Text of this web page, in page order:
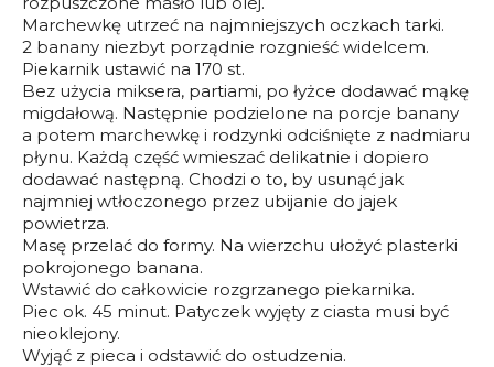
Marchewkę utrzeć na najmniejszych oczkach tarki.
2 banany niezbyt porządnie rozgnieść widelcem.
Piekarnik ustawić na 170 st.
Bez użycia miksera, partiami, po łyżce dodawać mąkę
migdałową. Następnie podzielone na porcje banany
a potem marchewkę i rodzynki odciśnięte z nadmiaru
płynu. Każdą część wmieszać delikatnie i dopiero
dodawać następną. Chodzi o to, by usunąć jak
najmniej wtłoczonego przez ubijanie do jajek
powietrza.
Masę przelać do formy. Na wierzchu ułożyć plasterki
pokrojonego banana.
Wstawić do całkowicie rozgrzanego piekarnika.
Piec ok. 45 minut. Patyczek wyjęty z ciasta musi być
nieoklejony.
Wyjąć z pieca i odstawić do ostudzenia.